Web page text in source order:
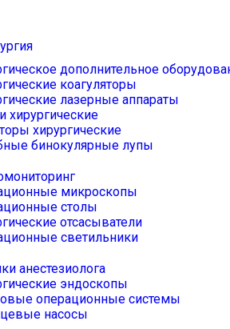
дополнительное
коагуляторы
лазерные аппараты
хирургические
хирургические
бинокулярные лупы
микроскопы
столы
отсасыватели
светильники
анестезиолога
эндоскопы
операционные системы
насосы